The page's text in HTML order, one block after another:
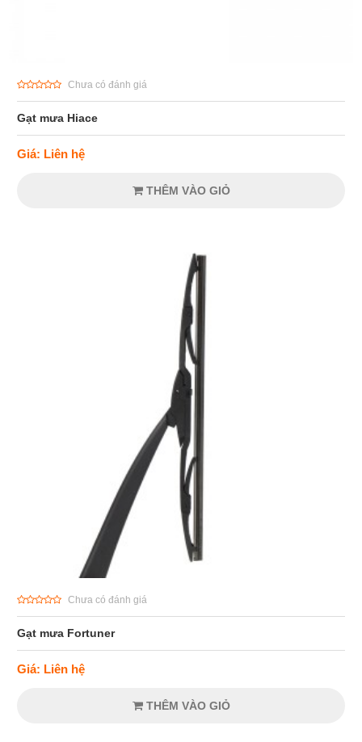
Chưa có đánh giá
Gạt mưa Hiace
Giá: Liên hệ
THÊM VÀO GIỎ
Chưa có đánh giá
Gạt mưa Fortuner
Giá: Liên hệ
THÊM VÀO GIỎ